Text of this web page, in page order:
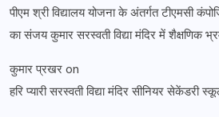
पीएम श्री विद्यालय योजना के अंतर्गत टीएमसी
का संजय कुमार सरस्वती विद्या मंदिर में शैक्षणिक
कुमार प्रखर on
हरि प्यारी सरस्वती विद्या मंदिर सीनियर सेकेंडरी